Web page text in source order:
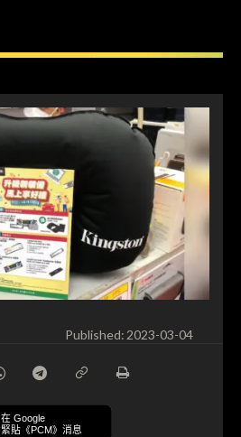
Published: 2023-03-04
在 Google
緊貼《PCM》消息